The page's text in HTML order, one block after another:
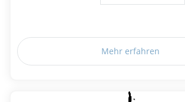
Mehr erfahren